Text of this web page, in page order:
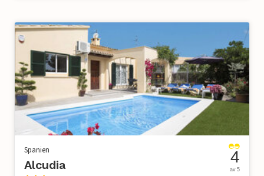
Spanien
Alcudia 4
av 5